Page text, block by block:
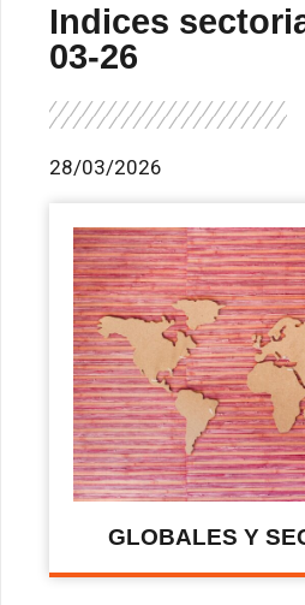
Indices
03-26
28/03/2026
GLOBALES Y